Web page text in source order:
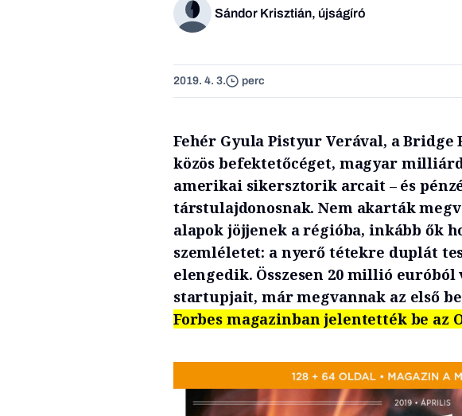
Sándor Krisztián, újságíró
2019. 4. 3. perc
Fehér Gyula Pistyur Verával, a
közös befektetőcéget, magyar
amerikai sikersztorik arcait – és
társtulajdonosnak. Nem akarták
alapok jöjjenek a régióba, inkább ők
szemléletet: a nyerő tétekre duplát
elengedik. Összesen 20 millió euróból
startupjait, már megvannak az első
Forbes magazinban jelentették be az